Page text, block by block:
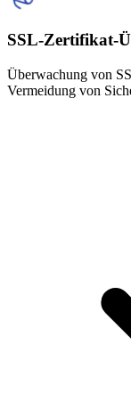
SSL-Zertifikat-
Überwachung von
Vermeidung von